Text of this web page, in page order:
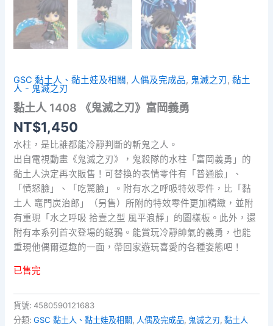
GSC 黏土人、黏土娃及相關 , 人偶及完成品, 鬼滅之刃 ,黏土
人 - 鬼滅之刃
黏土人 1408 《鬼滅之刃》富岡義勇
NT$1,450
水柱，是比誰都能冷靜判斷的斬鬼之人。
出自電視動畫《鬼滅之刃》，鬼殺隊的水柱「富岡義勇」的
黏土人決定再次販售！可替換的表情零件有「普通臉」、
「憤怒臉」、「吃驚臉」。附有水之呼吸特效零件，比「黏
土人 竈門炭治郎」（另售）所附的特效零件更加精緻，並附
有重現「水之呼吸 拾壹之型 風平浪靜」的圖樣板。此外，還
附有本系列首次登場的鎹鴉。能賞玩冷靜帥氣的義勇，也能
重現他偶爾逗趣的一面，帶回家遊玩喜愛的各種姿態吧！
已售完
貨號:4580590121683
分類:GSC 黏土人、黏土娃及相關, 人偶及完成品, 鬼滅之刃,黏土人